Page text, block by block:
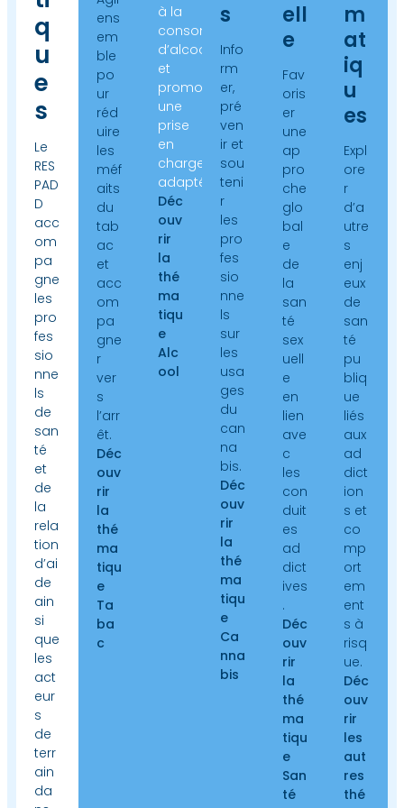
q
u
e
s
Le
RES
PAD
D
acc
om
pa
gne
les
pro
fes
sio
nne
ls
de
san
té
et
de
la
rela
tion
d’ai
de
ain
si
que
les
act
eur
s
de
terr
ain
da
ens
em
ble
po
ur
réd
uire
les
méf
aits
du
tab
ac
et
acc
om
pa
gne
r
ver
s
l’arr
êt.
Déc
ouv
rir
la
thé
ma
tiqu
e
Ta
ba
c
à la
consommation
d’alcool
et
promouvoir
une
prise
en
charge
adaptée.
Déc
ouv
rir
la
thé
ma
tiqu
e
Alc
ool
s
Info
rm
er,
pré
ven
ir et
sou
teni
r
les
pro
fes
sio
nne
ls
sur
les
usa
ges
du
can
na
bis.
Déc
ouv
rir
la
thé
ma
tiqu
e
Ca
nna
bis
ell
e
Fav
oris
er
une
ap
pro
che
glo
bal
e
de
la
san
té
sex
uell
e
en
lien
ave
c
les
con
duit
es
ad
dict
ives
.
Déc
ouv
rir
la
thé
ma
tiqu
e
San
té
m
at
iq
u
es
Expl
ore
r
d’a
utre
s
enj
eux
de
san
té
pu
bliq
ue
liés
aux
ad
dict
ion
s et
co
mp
ort
em
ent
s à
risq
ue.
Déc
ouv
rir
les
aut
res
thé